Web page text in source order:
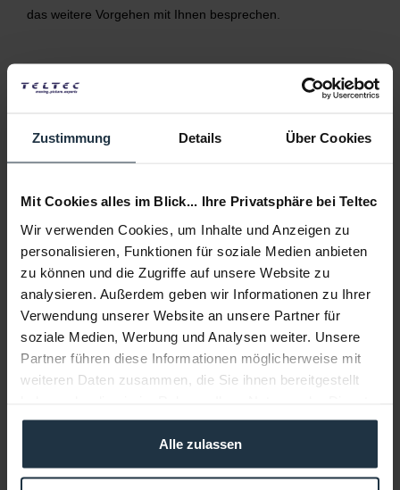
Zustimmung Details Über Cookies
Mit Cookies alles im Blick... Ihre Privatsphäre bei Teltec
Wir verwenden Cookies, um Inhalte und Anzeigen zu
personalisieren, Funktionen für soziale Medien anbieten
zu können und die Zugriffe auf unsere Website zu
analysieren. Außerdem geben wir Informationen zu Ihrer
Verwendung unserer Website an unsere Partner für
soziale Medien, Werbung und Analysen weiter. Unsere
Partner führen diese Informationen möglicherweise mit
weiteren Daten zusammen, die Sie ihnen bereitgestellt
gesammelt haben.
Alle zulassen
das weitere Vorgehen mit Ihnen besprechen.
RMA
Hier bitte Hersteller eintragen